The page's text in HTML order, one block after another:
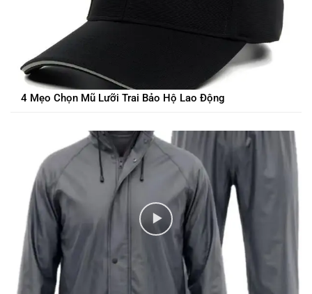
4 Mẹo Chọn Mũ Lưỡi Trai Bảo Hộ Lao Động